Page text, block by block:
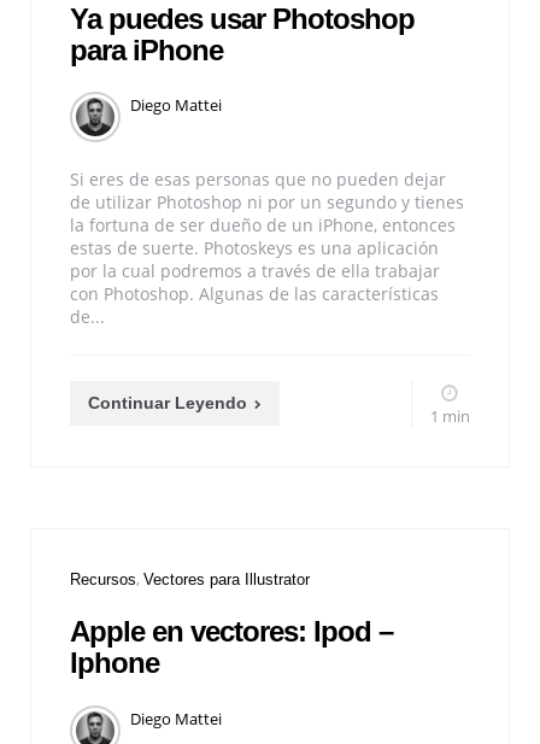
Ya puedes usar Photoshop
para iPhone
Diego Mattei
Si eres de esas personas que no pueden dejar
de utilizar Photoshop ni por un segundo y tienes
la fortuna de ser dueño de un iPhone, entonces
estas de suerte. Photoskeys es una aplicación
por la cual podremos a través de ella trabajar
con Photoshop. Algunas de las características
de...
Continuar Leyendo
1 min
Recursos Vectores para Illustrator
Apple en vectores: Ipod –
Iphone
Diego Mattei